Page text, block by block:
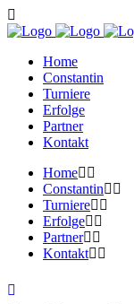
Home
Constantin
Turniere
Erfolge
Partner
Kontakt
Home
Constantin
Turniere
Erfolge
Partner
Kontakt